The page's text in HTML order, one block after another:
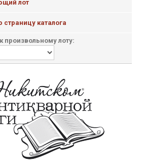
лот
каталога
произвольному лоту: